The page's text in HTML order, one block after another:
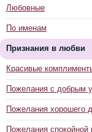
Любовные
По именам
Признания в любви
Красивые
Пожелания с добрым
Пожелания хорошего
Пожелания спокойной